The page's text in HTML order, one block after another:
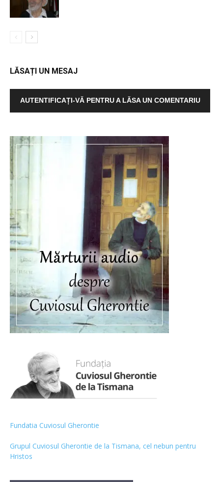
LĂSAȚI UN MESAJ
AUTENTIFICAȚI-VĂ PENTRU A LĂSA UN COMENTARIU
Fundatia Cuviosul Gherontie
Grupul Cuviosul Gherontie de la Tismana, cel nebun pentru
Hristos